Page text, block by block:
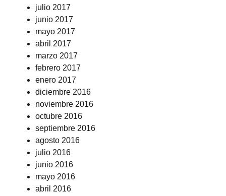
julio 2017
junio 2017
mayo 2017
abril 2017
marzo 2017
febrero 2017
enero 2017
diciembre 2016
noviembre 2016
octubre 2016
septiembre 2016
agosto 2016
julio 2016
junio 2016
mayo 2016
abril 2016